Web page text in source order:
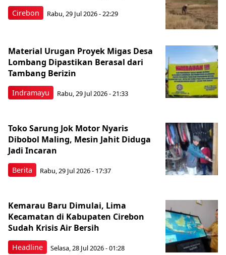
Cirebon Rabu, 29 Jul 2026 - 22:29
Indramayu
Material Urugan Proyek Migas Desa
Lombang Dipastikan Berasal dari
Tambang Berizin
Rabu, 29 Jul 2026 - 21:33
Berita
Toko Sarung Jok Motor Nyaris
Dibobol Maling, Mesin Jahit Diduga
Jadi Incaran
Rabu, 29 Jul 2026 - 17:37
Headline
Kemarau Baru Dimulai, Lima
Kecamatan di Kabupaten Cirebon
Sudah Krisis Air Bersih
Selasa, 28 Jul 2026 - 01:28